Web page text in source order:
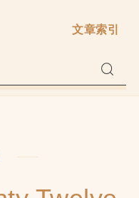
文章索引